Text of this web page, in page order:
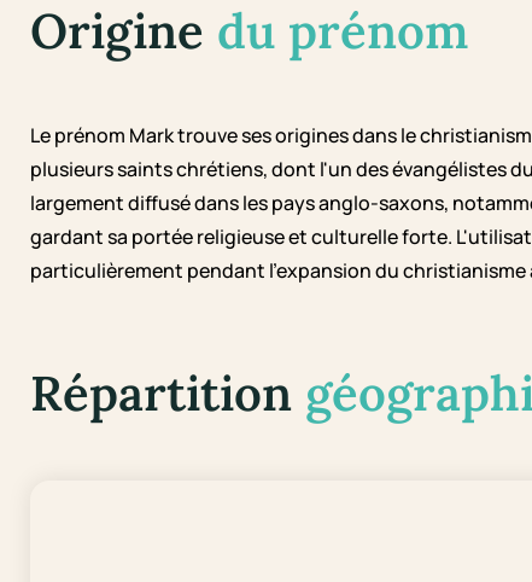
Origine du prénom
Le prénom Mark trouve ses origines dans le
plusieurs saints chrétiens, dont l'un des évangélistes
largement diffusé dans les pays anglo-saxons,
gardant sa portée religieuse et culturelle forte.
particulièrement pendant l'expansion du christianisme
Répartition